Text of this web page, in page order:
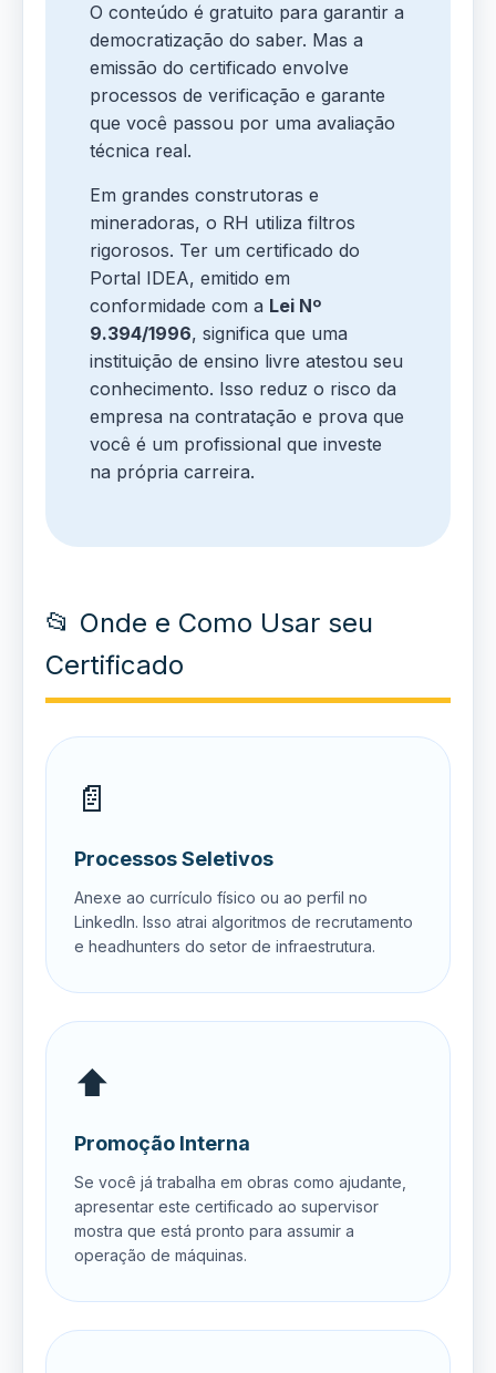
O conteúdo é gratuito para garantir a
democratização do saber. Mas a
emissão do certificado envolve
processos de verificação e garante
que você passou por uma avaliação
técnica real.
Em grandes construtoras e
mineradoras, o RH utiliza filtros
rigorosos. Ter um certificado do
Portal IDEA, emitido em
conformidade com a Lei Nº
9.394/1996, significa que uma
instituição de ensino livre atestou seu
conhecimento. Isso reduz o risco da
empresa na contratação e prova que
você é um profissional que investe
na própria carreira.
📂 Onde e Como Usar seu
Certificado
📄
Processos Seletivos
Anexe ao currículo físico ou ao perfil no
LinkedIn. Isso atrai algoritmos de recrutamento
e headhunters do setor de infraestrutura.
⬆️
Promoção Interna
Se você já trabalha em obras como ajudante,
apresentar este certificado ao supervisor
mostra que está pronto para assumir a
operação de máquinas.